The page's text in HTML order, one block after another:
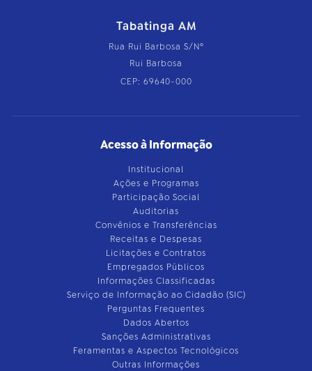
Tabatinga AM
Rua Rui Barbosa S/Nº
Rui Barbosa
CEP: 69640-000
Acesso à Informação
Institucional
Ações e Programas
Participação Social
Auditorias
Convênios e Transferências
Receitas e Despesas
Licitações e Contratos
Empregados Públicos
Informações Classificadas
Serviço de Informação ao Cidadão (SIC)
Perguntas Frequentes
Dados Abertos
Sanções Administrativas
Feramentas e Aspectos Tecnológicos
Outras Informações